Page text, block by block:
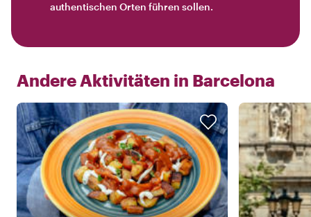
authentischen Orten führen sollen.
Andere Aktivitäten in Barcelona